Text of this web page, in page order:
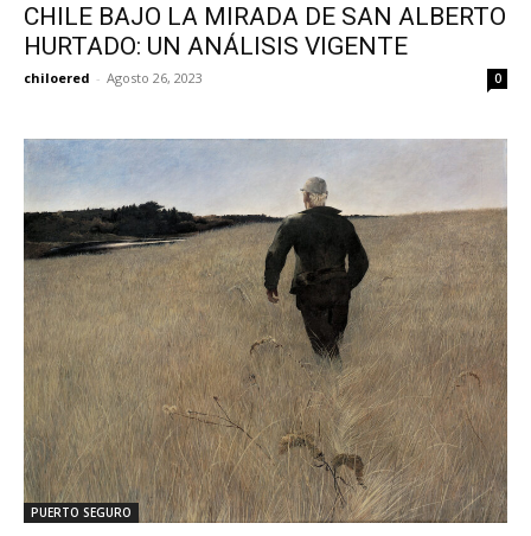
CHILE BAJO LA MIRADA DE SAN ALBERTO
HURTADO: UN ANÁLISIS VIGENTE
chiloered - Agosto 26, 2023 0
PUERTO SEGURO